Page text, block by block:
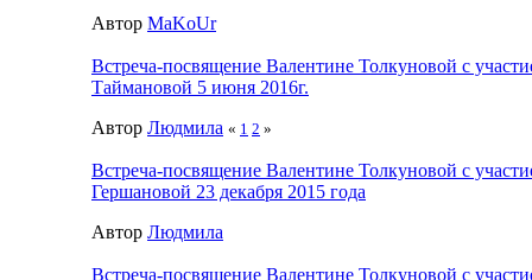
Автор MaKoUr
Встреча-посвящение Валентине Толкуновой с
Таймановой 5 июня 2016г.
Автор Людмила « 1 2 »
Встреча-посвящение Валентине Толкуновой с
Гершановой 23 декабря 2015 года
Автор Людмила
Встреча-посвящение Валентине Толкуновой с